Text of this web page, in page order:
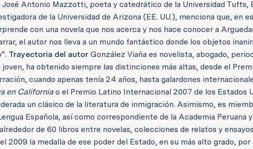
Antonio Mazzotti, poeta y catedrático de la Universidad Tufts,
de la Universidad de Arizona (EE. UU.), menciona que, en
con una novela que nos acerca y nos hace conocer a
el autor nos lleva a un mundo fantástico donde los objetos
Trayectoria del autor González Viaña es novelista, abogado,
joven, ha obtenido siempre las distinciones más altas, desde el
cuando apenas tenía 24 años, hasta galardones
en California o el Premio Latino Internacional 2007 de los Estados
un clásico de la literatura de inmigración. Asimismo, es
Española, así como correspondiente de la Academia Peruana
de 60 libros entre novelas, colecciones de relatos y
2009 la medalla de ese poder del Estado, en su más alto grado,